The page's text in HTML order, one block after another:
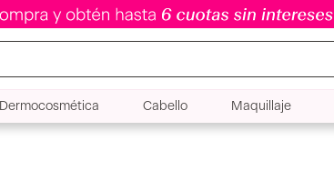
Dermocosmética Cabello Maquillaje